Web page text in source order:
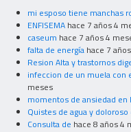
mi esposo tiene manchas
ENFISEMA hace 7 años 4
caseum hace 7 años 4
falta de energía hace 7
Resion Alta y trastornos
infeccion de un muela con
meses
momentos de ansiedad en
Quistes de agua y
Consulta de hace 8 años 4